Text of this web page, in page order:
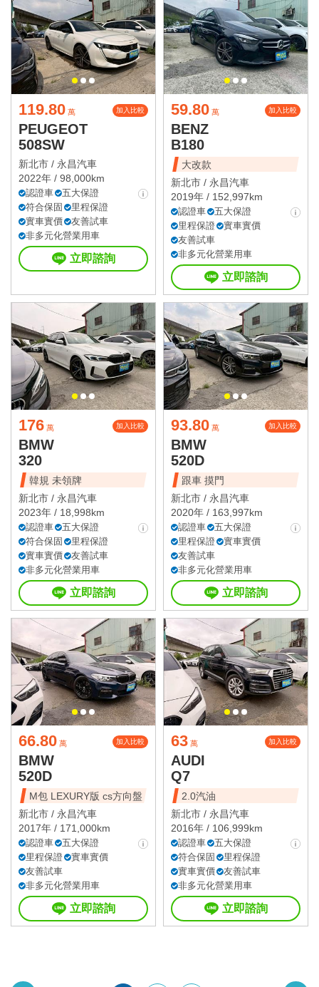
119.80 萬 加入比較
PEUGEOT
508SW
新北市 / 永昌汽車
2022年 / 98,000km
認證車
五大保證
符合保固
里程保證
實車實價
友善試車
非多元化營業用車
立即諮詢
59.80 萬 加入比較
BENZ
B180
大改款
新北市 / 永昌汽車
2019年 / 152,997km
認證車
五大保證
里程保證
實車實價
友善試車
非多元化營業用車
立即諮詢
176 萬 加入比較
BMW
320
韓規 未領牌
新北市 / 永昌汽車
2023年 / 18,998km
認證車
五大保證
符合保固
里程保證
實車實價
友善試車
非多元化營業用車
立即諮詢
93.80 萬 加入比較
BMW
520D
跟車 摸門
新北市 / 永昌汽車
2020年 / 163,997km
認證車
五大保證
里程保證
實車實價
友善試車
非多元化營業用車
立即諮詢
66.80 萬 加入比較
BMW
520D
M包 LEXURY版 cs方向盤
新北市 / 永昌汽車
2017年 / 171,000km
認證車
五大保證
里程保證
實車實價
友善試車
非多元化營業用車
立即諮詢
63 萬 加入比較
AUDI
Q7
2.0汽油
新北市 / 永昌汽車
2016年 / 106,999km
認證車
五大保證
符合保固
里程保證
實車實價
友善試車
非多元化營業用車
立即諮詢